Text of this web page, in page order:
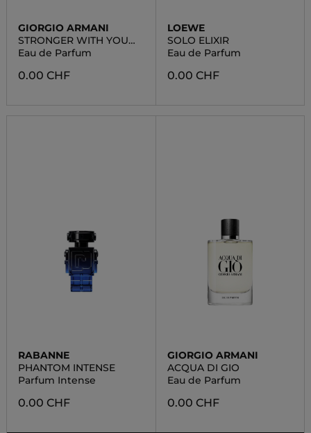
GIORGIO ARMANI
STRONGER WITH YOU
AMBER
Eau de Parfum
0.00 CHF
LOEWE
SOLO ELIXIR
Eau de Parfum
0.00 CHF
RABANNE
PHANTOM INTENSE
Parfum Intense
0.00 CHF
GIORGIO ARMANI
ACQUA DI GIO
Eau de Parfum
0.00 CHF